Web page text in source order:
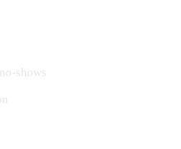
shows